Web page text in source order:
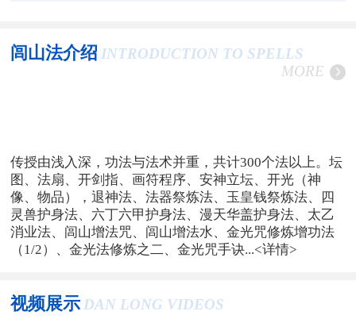
闾山法介绍 INTRODUCTION TO SPELLS
MORE
传授由浅入深，功法与法术并重，共计300个法以上。坛
图、法扇、开剑指、画符程序、安神立坛、开光（神
像、物品），退神法、法器祭炼法、玉皇钱祭炼法、四
灵兽护身法、六丁六甲护身法、漫天华盖护身法、太乙
消业法、闾山增法咒、闾山增法水、金光咒修炼增功法
（1/2）、金光法修炼之二、金光咒手诀...<详情>
视频展示 DAN LONG VIDEOS